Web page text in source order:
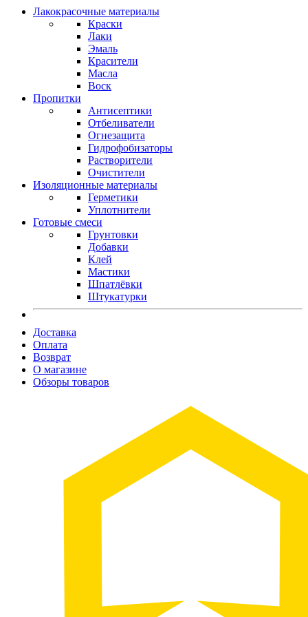
Лакокрасочные материалы
Краски
Лаки
Эмаль
Красители
Масла
Воск
Пропитки
Антисептики
Отбеливатели
Огнезащита
Гидрофобизаторы
Растворители
Очистители
Изоляционные материалы
Герметики
Уплотнители
Готовые смеси
Грунтовки
Добавки
Клей
Мастики
Шпатлёвки
Штукатурки
Доставка
Оплата
Возврат
О магазине
Обзоры товаров